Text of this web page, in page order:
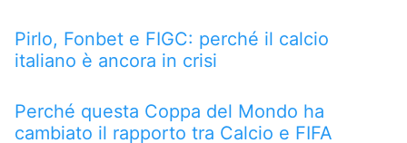
Pirlo, Fonbet e FIGC: perché il calcio
italiano è ancora in crisi
Perché questa Coppa del Mondo ha
cambiato il rapporto tra Calcio e FIFA